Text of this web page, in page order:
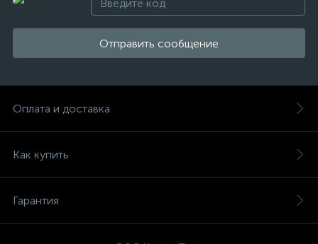
Отправить сообщение
Оплата и доставка
Как купить
Гарантия